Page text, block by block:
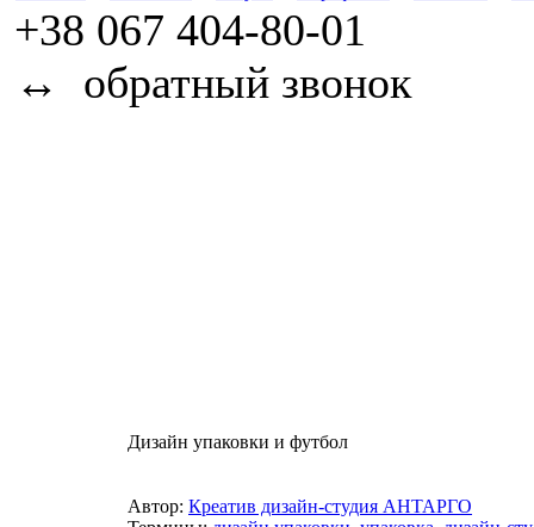
+38 067 404-80-01
↔
обратный звонок
Дизайн упаковки и футбол
Автор: Креатив дизайн-студия АНТАРГО